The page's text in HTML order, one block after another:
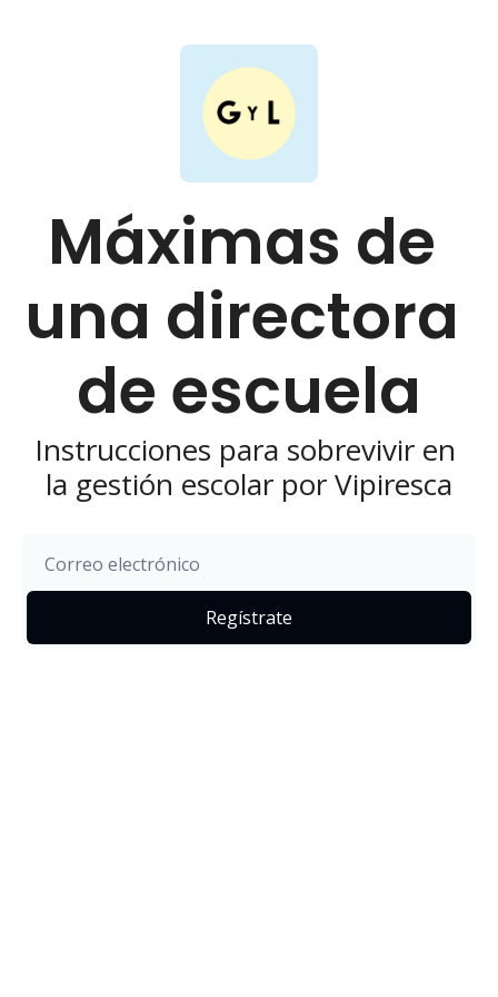
Máximas de
una directora
de escuela
Instrucciones para sobrevivir en
la gestión escolar por Vipiresca
Regístrate